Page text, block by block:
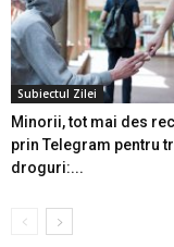
Subiectul Zilei
Minorii, tot mai des
prin Telegram pentru
droguri:...